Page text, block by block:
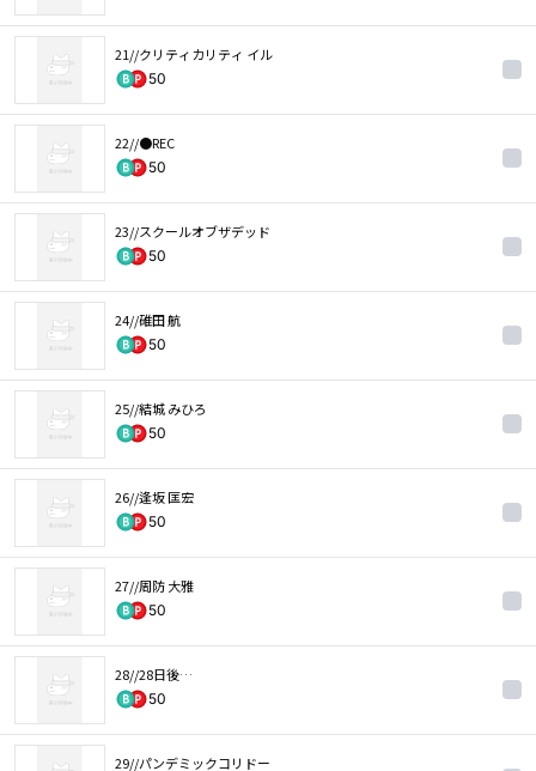
21//クリティカリティ イル
50
22//●REC
50
23//スクールオブザデッド
50
24//碓田 航
50
25//結城 みひろ
50
26//逢坂 匡宏
50
27//周防 大雅
50
28//28日後…
50
29//パンデミックコリドー